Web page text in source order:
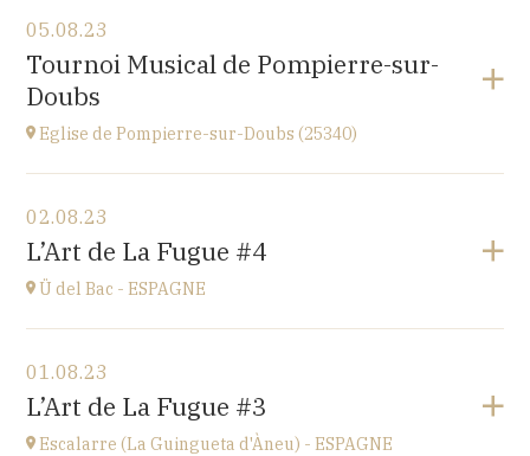
Ancy-le-Franc (89160)
Le Château d’Ancy-le-Franc, 18 Place Clermont-
Tonnerre, 89160 Ancy-le-Franc
Accéder au site
05.08.23
Tournoi Musical de Pompierre-sur-
Doubs
Eglise de Pompierre-sur-Doubs (25340)
Eglise de Pompierre-sur-Doubs (25340)
3 chemin de l'église
à17H
02.08.23
L’Art de La Fugue #4
Ü del Bac - ESPAGNE
Ü del Bac - ESPAGNE
Vall del Bac
à21H00
01.08.23
L’Art de La Fugue #3
Escalarre (La Guingueta d'Àneu) - ESPAGNE